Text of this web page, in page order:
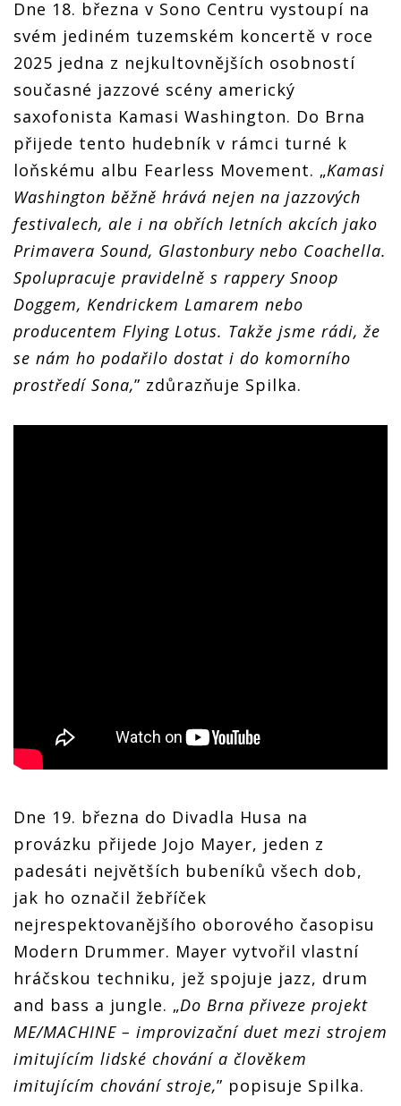
Dne 18. března v Sono Centru vystoupí na
svém jediném tuzemském koncertě v roce
2025 jedna z nejkultovnějších osobností
současné jazzové scény americký
saxofonista Kamasi Washington. Do Brna
přijede tento hudebník v rámci turné k
loňskému albu Fearless Movement. „Kamasi
Washington běžně hrává nejen na jazzových
festivalech, ale i na obřích letních akcích jako
Primavera Sound, Glastonbury nebo Coachella.
Spolupracuje pravidelně s rappery Snoop
Doggem, Kendrickem Lamarem nebo
producentem Flying Lotus. Takže jsme rádi, že
se nám ho podařilo dostat i do komorního
prostředí Sona,” zdůrazňuje Spilka.
Dne 19. března do Divadla Husa na
provázku přijede Jojo Mayer, jeden z
padesáti největších bubeníků všech dob,
jak ho označil žebříček
nejrespektovanějšího oborového časopisu
Modern Drummer. Mayer vytvořil vlastní
hráčskou techniku, jež spojuje jazz, drum
and bass a jungle. „Do Brna přiveze projekt
ME/MACHINE – improvizační duet mezi strojem
imitujícím lidské chování a člověkem
imitujícím chování stroje,” popisuje Spilka.